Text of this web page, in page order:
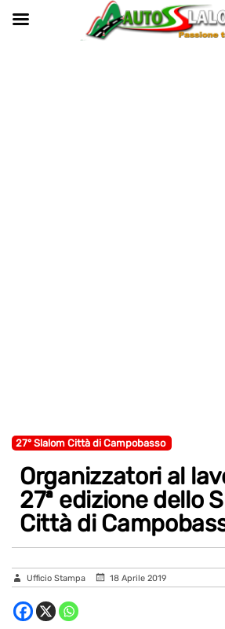
27° Slalom Città di Campobasso
Organizzatori al
27ª edizione dello
Città di
Ufficio Stampa 18 Aprile 2019